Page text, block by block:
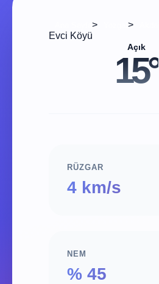
> >
Evci Köyü
Açık
15°
RÜZGAR
4 km/s
NEM
% 45